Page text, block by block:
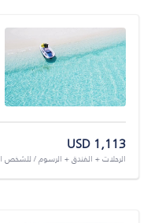
USD 1,113
الرحلات + الفندق + الرسوم / للشخص